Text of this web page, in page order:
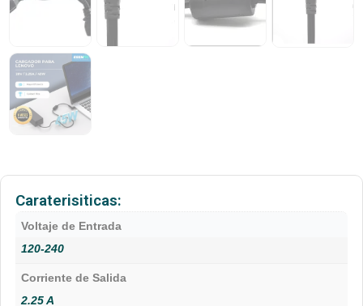
Caraterisiticas:
Voltaje de Entrada
120-240
Corriente de Salida
2.25 A